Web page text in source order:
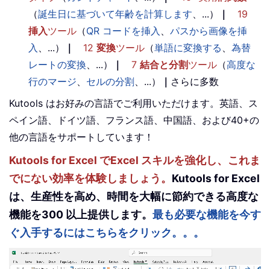
（誕生日に基づいて年齢を計算します 、...） ｜
19
挿入ツール （QR コードを挿入
パスから画像を挿
入
、...） ｜ 12 変換ツール （単語に変換する
為替
レートの変換 、...） ｜ 7 結合と分割ツール （高度な
行のマージ
セルの分割 、...） ｜ さらに多数
Kutools はお好みの言語でご利用いただけます。英語、ス
ペイン語、ドイツ語、フランス語、中国語、および40+の
他の言語をサポートしています！
Kutools for Excel でExcel スキルを強化し、これま
でにない効率を体験しましょう。 Kutools for Excel
は、生産性を高め、時間を大幅に節約できる高度な
機能を300 以上提供します。 最も必要な機能を今す
ぐ入手するにはこちらをクリック。。。